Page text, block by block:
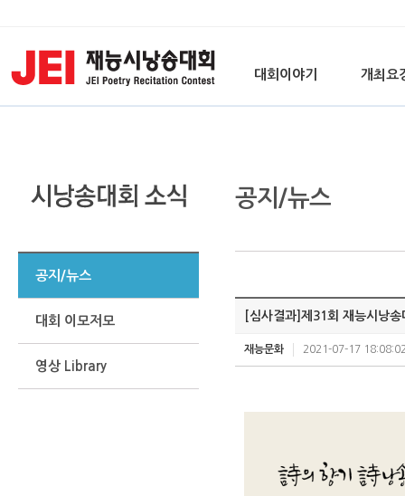
대회이야기 개최요
공지/뉴스
대회 이모저모
영상 Library
공지/뉴스
[심사결과]제31회 재능시낭
재능문화 2021-07-17